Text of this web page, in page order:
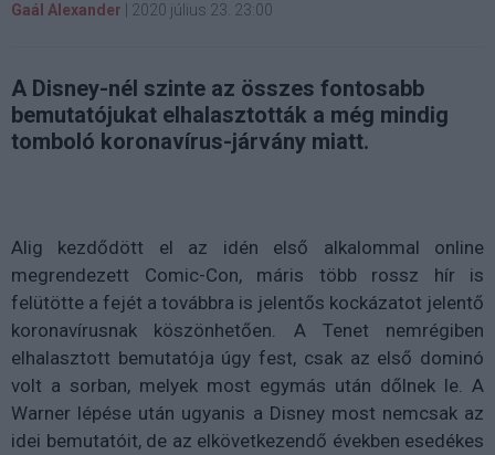
Gaál Alexander 2020 július 23. 23:00
A Disney-nél szinte az összes fontosabb
bemutatójukat elhalasztották a még mindig
tomboló koronavírus-járvány miatt.
Alig kezdődött el az idén első alkalommal online
megrendezett Comic-Con, máris több rossz hír is
felütötte a fejét a továbbra is jelentős kockázatot jelentő
koronavírusnak köszönhetően. A Tenet nemrégiben
elhalasztott bemutatója úgy fest, csak az első dominó
volt a sorban, melyek most egymás után dőlnek le. A
Warner lépése után ugyanis a Disney most nemcsak az
idei bemutatóit, de az elkövetkezendő években esedékes